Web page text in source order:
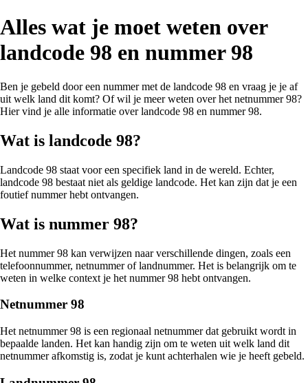
Alles wat je moet weten over
landcode 98 en nummer 98
Ben je gebeld door een nummer met de landcode 98 en vraag je je af
uit welk land dit komt? Of wil je meer weten over het netnummer 98?
Hier vind je alle informatie over landcode 98 en nummer 98.
Wat is landcode 98?
Landcode 98 staat voor een specifiek land in de wereld. Echter,
landcode 98 bestaat niet als geldige landcode. Het kan zijn dat je een
foutief nummer hebt ontvangen.
Wat is nummer 98?
Het nummer 98 kan verwijzen naar verschillende dingen, zoals een
telefoonnummer, netnummer of landnummer. Het is belangrijk om te
weten in welke context je het nummer 98 hebt ontvangen.
Netnummer 98
Het netnummer 98 is een regionaal netnummer dat gebruikt wordt in
bepaalde landen. Het kan handig zijn om te weten uit welk land dit
netnummer afkomstig is, zodat je kunt achterhalen wie je heeft gebeld.